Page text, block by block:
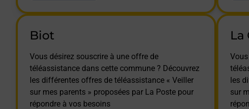
Biot
Vous désirez souscrire à une offre de
téléassistance dans cette commune ? Découvrez
les différentes offres de téléassistance « Veiller
sur mes parents » proposées par La Poste pour
répondre à vos besoins
La
les
sur